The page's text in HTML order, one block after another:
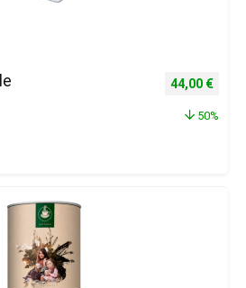
Izvorna
44,00 €
50%